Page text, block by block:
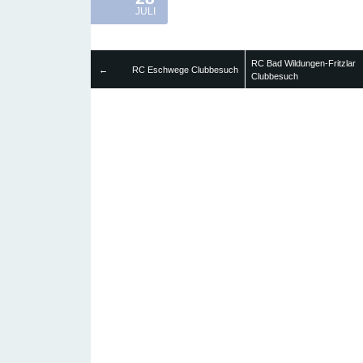
JULI
← RC Eschwege Clubbesuch
RC Bad Wildungen-Fritzlar
Clubbesuch